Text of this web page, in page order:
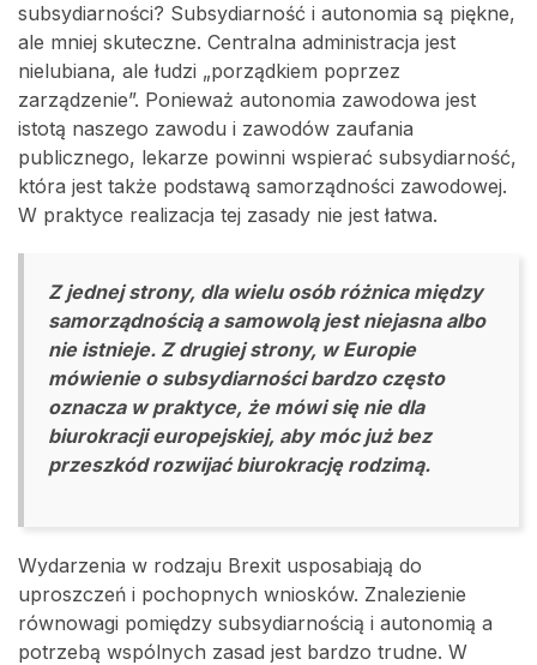
subsydiarności? Subsydiarność i autonomia są piękne,
ale mniej skuteczne. Centralna administracja jest
nielubiana, ale łudzi „porządkiem poprzez
zarządzenie”. Ponieważ autonomia zawodowa jest
istotą naszego zawodu i zawodów zaufania
publicznego, lekarze powinni wspierać subsydiarność,
która jest także podstawą samorządności zawodowej.
W praktyce realizacja tej zasady nie jest łatwa.
Z jednej strony, dla wielu osób różnica między
samorządnością a samowolą jest niejasna albo
nie istnieje. Z drugiej strony, w Europie
mówienie o subsydiarności bardzo często
oznacza w praktyce, że mówi się nie dla
biurokracji europejskiej, aby móc już bez
przeszkód rozwijać biurokrację rodzimą.
Wydarzenia w rodzaju Brexit usposabiają do
uproszczeń i pochopnych wniosków. Znalezienie
równowagi pomiędzy subsydiarnością i autonomią a
potrzebą wspólnych zasad jest bardzo trudne. W